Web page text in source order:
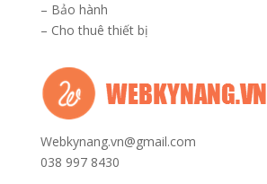
– Bảo hành
– Cho thuê thiết bị
Webkynang.vn@gmail.com
038 997 8430